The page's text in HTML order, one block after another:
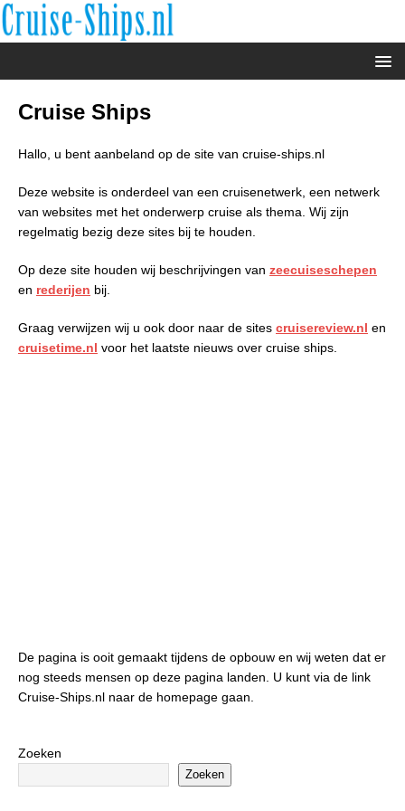
Cruise Ships
Hallo, u bent aanbeland op de site van cruise-ships.nl
Deze website is onderdeel van een cruisenetwerk, een netwerk
van websites met het onderwerp cruise als thema. Wij zijn
regelmatig bezig deze sites bij te houden.
Op deze site houden wij beschrijvingen van zeecuiseschepen
en rederijen bij.
Graag verwijzen wij u ook door naar de sites cruisereview.nl en
cruisetime.nl voor het laatste nieuws over cruise ships.
De pagina is ooit gemaakt tijdens de opbouw en wij weten dat er
nog steeds mensen op deze pagina landen. U kunt via de link
Cruise-Ships.nl naar de homepage gaan.
Zoeken
Zoeken